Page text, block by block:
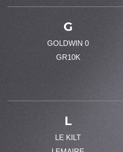
G
GOLDWIN 0
GR10K
L
LE KILT